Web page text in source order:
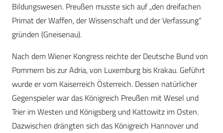
Bildungswesen. Preußen musste sich auf „den dreifachen
Primat der Waffen, der Wissenschaft und der Verfassung“
gründen (Gneisenau).
Nach dem Wiener Kongress reichte der Deutsche Bund von
Pommern bis zur Adria, von Luxemburg bis Krakau. Geführt
wurde er vom Kaiserreich Österreich. Dessen natürlicher
Gegenspieler war das Königreich Preußen mit Wesel und
Trier im Westen und Königsberg und Kattowitz im Osten.
Dazwischen drängten sich das Königreich Hannover und